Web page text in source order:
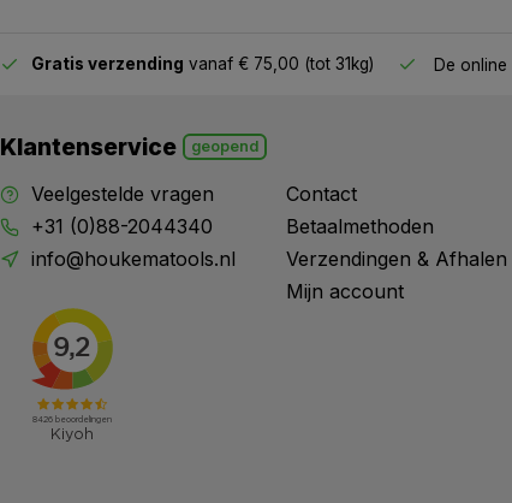
Gratis verzending vanaf € 75,00 (tot 31kg) De online
Klantenservice geopend
Veelgestelde vragen
+31 (0)88-2044340
info@houkematools.nl
Contact
Betaalmethoden
Verzendingen & Afhalen
Mijn account